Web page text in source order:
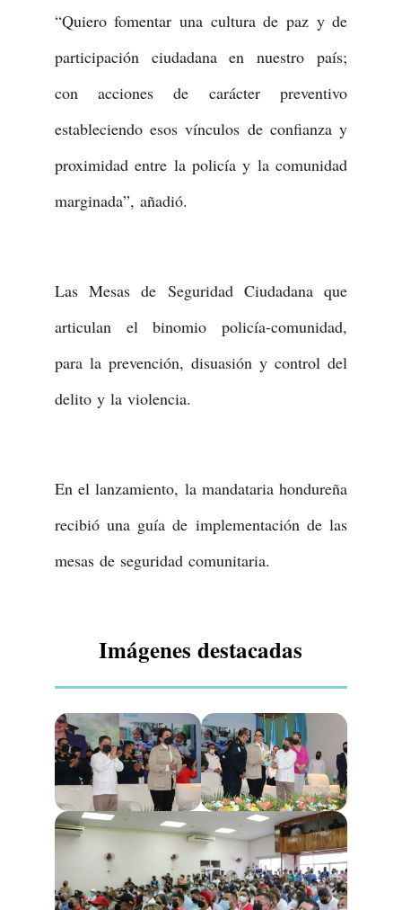
“Quiero fomentar una cultura de paz y de
participación ciudadana en nuestro país;
con acciones de carácter preventivo
estableciendo esos vínculos de confianza y
proximidad entre la policía y la comunidad
marginada”, añadió.
Las Mesas de Seguridad Ciudadana que
articulan el binomio policía-comunidad,
para la prevención, disuasión y control del
delito y la violencia.
En el lanzamiento, la mandataria hondureña
recibió una guía de implementación de las
mesas de seguridad comunitaria.
Imágenes destacadas